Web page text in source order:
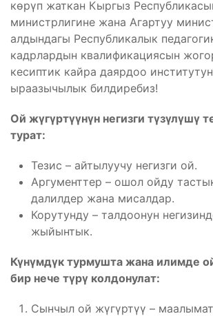
көрүп жаткан Кыргыз
министрлигине жана Агартуу
алдындагы Республикалык
кадрлардын квалификациясын
кесиптик кайра даярдоо
ыраазычылык билдиребиз!
Ой жүгүртүүнүн негизги түзүлүшү
турат:
Тезис – айтылуучу негизги ой.
Аргументтер – ошол ойду
далилдер жана мисалдар.
Корутунду – талдоонун
жыйынтык.
Күнүмдүк турмушта жана илимде
бир нече түрү колдонулат:
Сынчыл ой жүгүртүү –